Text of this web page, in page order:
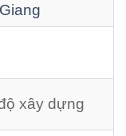
xây dựng